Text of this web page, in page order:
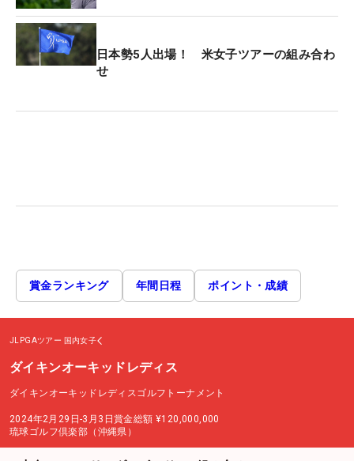
日本勢5人出場！ 米女子ツアーの組み合わ
せ
賞金ランキング 年間日程 ポイント・成績
JLPGAツアー 国内女子
ダイキンオーキッドレディス
ダイキンオーキッドレディスゴルフトーナメント
2024年2月29日-3月3日賞金総額 ¥120,000,000
琉球ゴルフ倶楽部（沖縄県）